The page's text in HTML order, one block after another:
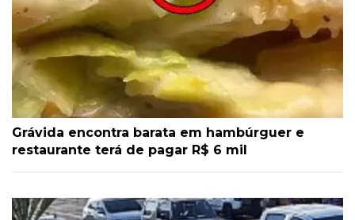
Grávida encontra barata em hambúrguer e
restaurante terá de pagar R$ 6 mil